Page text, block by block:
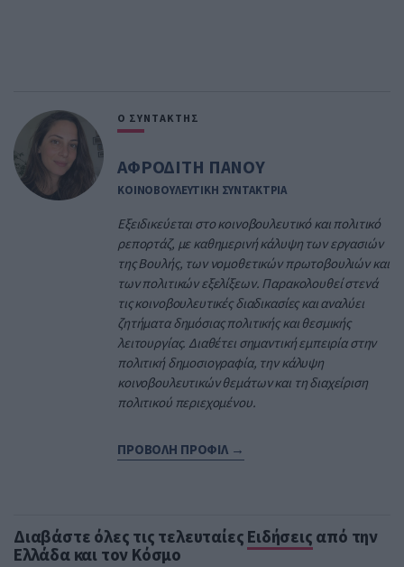
Ο ΣΥΝΤΑΚΤΗΣ
ΑΦΡΟΔΙΤΗ ΠΑΝΟΥ
ΚΟΙΝΟΒΟΥΛΕΥΤΙΚΗ ΣΥΝΤΑΚΤΡΙΑ
Εξειδικεύεται στο κοινοβουλευτικό και πολιτικό
ρεπορτάζ, με καθημερινή κάλυψη των εργασιών
της Βουλής, των νομοθετικών πρωτοβουλιών και
των πολιτικών εξελίξεων. Παρακολουθεί στενά
τις κοινοβουλευτικές διαδικασίες και αναλύει
ζητήματα δημόσιας πολιτικής και θεσμικής
λειτουργίας. Διαθέτει σημαντική εμπειρία στην
πολιτική δημοσιογραφία, την κάλυψη
κοινοβουλευτικών θεμάτων και τη διαχείριση
πολιτικού περιεχομένου.
ΠΡΟΒΟΛΗ ΠΡΟΦΙΛ →
Διαβάστε όλες τις τελευταίες Ειδήσεις από την
Ελλάδα και τον Κόσμο